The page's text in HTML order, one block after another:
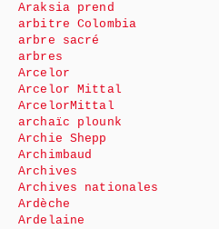
Araksia prend
arbitre Colombia
arbre sacré
arbres
Arcelor
Arcelor Mittal
ArcelorMittal
archaïc plounk
Archie Shepp
Archimbaud
Archives
Archives nationales
Ardèche
Ardelaine